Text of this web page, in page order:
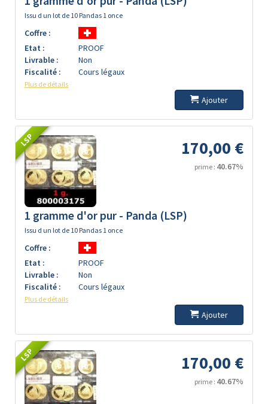
Issu d un lot de 10 Pandas 1 once
Coffre :
Etat :
PROOF
Livrable :
Non
Fiscalité :
Cours légaux
Plus de détails
Ajouter
LSP 170,00 €
prime : 40.67%
1 gramme d'or pur - Panda (LSP)
Issu d un lot de 10 Pandas 1 once
Coffre :
Etat :
PROOF
Livrable :
Non
Fiscalité :
Cours légaux
Plus de détails
Ajouter
LSP 170,00 €
prime : 40.67%